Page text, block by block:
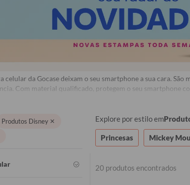
celular da Gocase deixam o seu smartphone a sua cara.
Com material qualificado, protegem o seu smartphone
o regulamento.
Produtos Disney
Explore por estiloem
Princesas Mickey
20 produtos encontrados